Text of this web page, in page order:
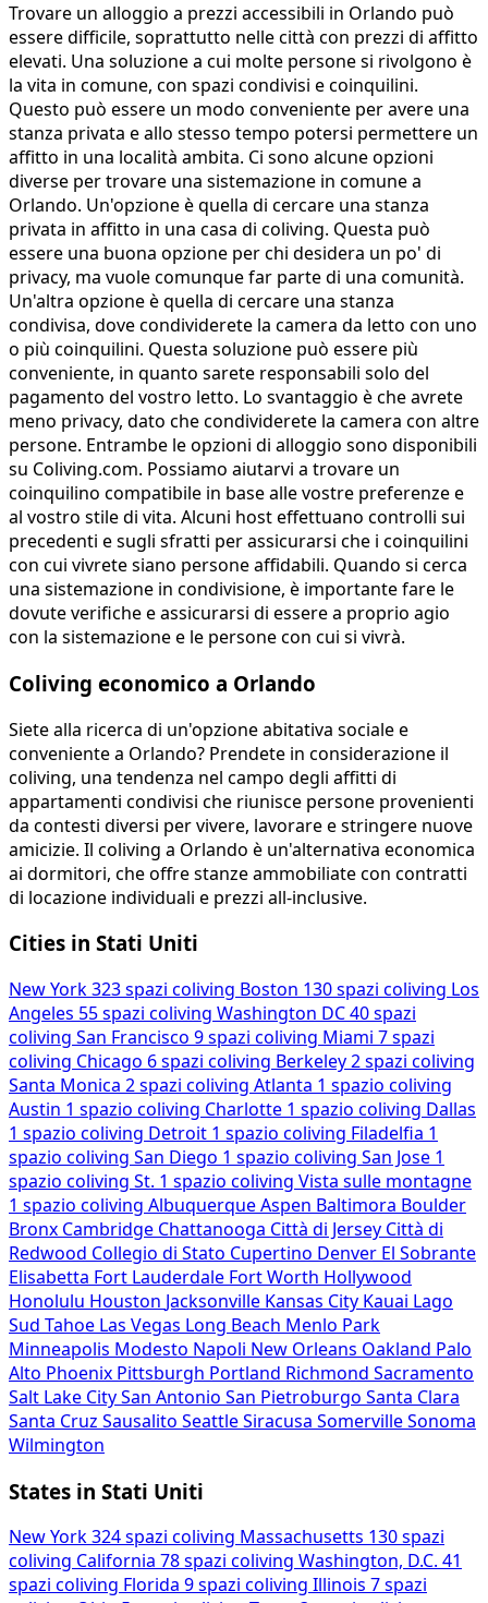
Trovare un alloggio a prezzi accessibili in Orlando può
essere difficile, soprattutto nelle città con prezzi di affitto
elevati. Una soluzione a cui molte persone si rivolgono è
la vita in comune, con spazi condivisi e coinquilini.
Questo può essere un modo conveniente per avere una
stanza privata e allo stesso tempo potersi permettere un
affitto in una località ambita. Ci sono alcune opzioni
diverse per trovare una sistemazione in comune a
Orlando. Un'opzione è quella di cercare una stanza
privata in affitto in una casa di coliving. Questa può
essere una buona opzione per chi desidera un po' di
privacy, ma vuole comunque far parte di una comunità.
Un'altra opzione è quella di cercare una stanza
condivisa, dove condividerete la camera da letto con uno
o più coinquilini. Questa soluzione può essere più
conveniente, in quanto sarete responsabili solo del
pagamento del vostro letto. Lo svantaggio è che avrete
meno privacy, dato che condividerete la camera con altre
persone. Entrambe le opzioni di alloggio sono disponibili
su Coliving.com. Possiamo aiutarvi a trovare un
coinquilino compatibile in base alle vostre preferenze e
al vostro stile di vita. Alcuni host effettuano controlli sui
precedenti e sugli sfratti per assicurarsi che i coinquilini
con cui vivrete siano persone affidabili. Quando si cerca
una sistemazione in condivisione, è importante fare le
dovute verifiche e assicurarsi di essere a proprio agio
con la sistemazione e le persone con cui si vivrà.
Coliving economico a Orlando
Siete alla ricerca di un'opzione abitativa sociale e
conveniente a Orlando? Prendete in considerazione il
coliving, una tendenza nel campo degli affitti di
appartamenti condivisi che riunisce persone provenienti
da contesti diversi per vivere, lavorare e stringere nuove
amicizie. Il coliving a Orlando è un'alternativa economica
ai dormitori, che offre stanze ammobiliate con contratti
di locazione individuali e prezzi all-inclusive.
Cities in Stati Uniti
New York323 spazi coliving Boston 130 spazi coliving Los
Angeles 55 spazi coliving Washington DC40 spazi
coliving San Francisco 9 spazi coliving Miami 7 spazi
coliving Chicago 6 spazi coliving Berkeley2 spazi coliving
Santa Monica 2 spazi coliving Atlanta 1 spazio coliving
Austin 1 spazio coliving Charlotte 1 spazio coliving Dallas
1 spazio coliving Detroit 1 spazio coliving Filadelfia 1
spazio coliving San Diego 1 spazio coliving San Jose 1
spazio coliving St. 1 spazio coliving Vista sulle montagne
1 spazio coliving AlbuquerqueAspen Baltimora Boulder
Bronx Cambridge Chattanooga Città di Jersey Città di
Redwood Collegio di Stato Cupertino Denver El Sobrante
Elisabetta Fort Lauderdale Fort Worth Hollywood
Honolulu Houston Jacksonville Kansas City Kauai Lago
Sud Tahoe Las Vegas Long Beach Menlo Park
Minneapolis Modesto Napoli New Orleans Oakland Palo
Alto Phoenix Pittsburgh Portland Richmond Sacramento
Salt Lake CitySan Antonio San Pietroburgo Santa Clara
Santa Cruz Sausalito SeattleSiracusa SomervilleSonoma
Wilmington
States in Stati Uniti
New York324 spazi coliving Massachusetts 130 spazi
coliving California 78 spazi coliving Washington, D.C. 41
spazi coliving Florida 9 spazi coliving Illinois 7 spazi